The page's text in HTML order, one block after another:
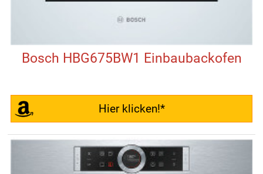
Bosch HBG675BW1 Einbaubackofen
Hier klicken!*